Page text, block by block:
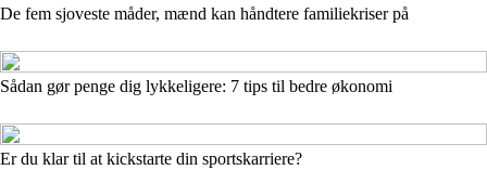
De fem sjoveste måder, mænd kan håndtere familiekriser på
Sådan gør penge dig lykkeligere: 7 tips til bedre økonomi
Er du klar til at kickstarte din sportskarriere?